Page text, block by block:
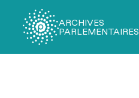
ARCHIVES
PARLEMENTAIRES